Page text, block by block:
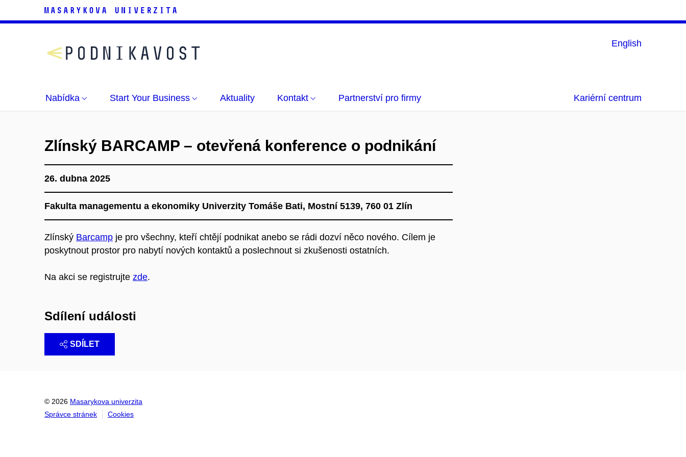
English
Nabídka Start Your Business Aktuality Kontakt Partnerství pro firmy Kariérní centrum
Zlínský BARCAMP – otevřená konference o podnikání
26. dubna 2025
Fakulta managementu a ekonomiky Univerzity Tomáše Bati, Mostní 5139, 760 01 Zlín
Zlínský Barcamp je pro všechny, kteří chtějí podnikat anebo se rádi dozví něco nového. Cílem je
poskytnout prostor pro nabytí nových kontaktů a poslechnout si zkušenosti ostatních.
Na akci se registrujte zde.
Sdílení události
SDÍLET
© 2026 Masarykova univerzita
Správce stránek
Cookies